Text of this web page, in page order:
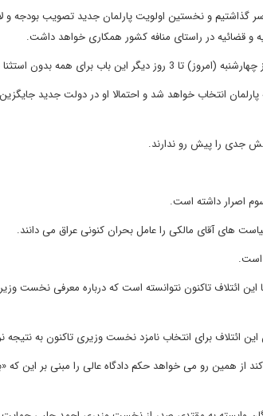
گذاشتیم و نخستین اولویت پارلمان جدید تصویب بودجه و
همه بدون استثنا باز است.
انتخاب خواهد شد و احتمالا او در دولت جدید جایگزین
جدی را پیش رو ندارند.
اصرار داشته است.
های آقای مالکی را عامل بحران کنونی عراق می دانند.
است.
ائتلاف تاکنون نتوانسته است که درباره معرفی نخست
این ائتلاف برای انتخاب نامزد نخست وزیری تاکنون به
همین رو می خواهد حکم دادگاه عالی را مبنی بر این که